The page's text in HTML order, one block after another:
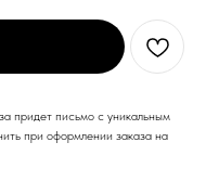
придет письмо с уникальным
при оформлении заказа на